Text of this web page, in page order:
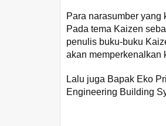
Para narasumber
Pada tema Kaizen
penulis buku-buku
akan memperkenalkan
Lalu juga Bapak Eko
Engineering Building